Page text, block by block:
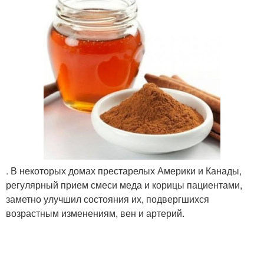
. В некоторых домах престарелых Америки и Канады,
регулярный прием смеси меда и корицы пациентами,
заметно улучшил состояния их, подвергшихся
возрастным изменениям, вен и артерий.